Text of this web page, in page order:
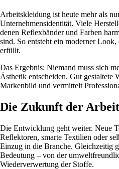
Arbeitskleidung ist heute mehr als
Unternehmensidentität. Viele
denen Reflexbänder und Farben
sind. So entsteht ein moderner
erfüllt.
Das Ergebnis: Niemand muss sich
Ästhetik entscheiden. Gut gestaltete
Markenbild und vermittelt
Die Zukunft der
Die Entwicklung geht weiter. Neue
Reflektoren, smarte Textilien oder
Einzug in die Branche. Gleichzeitig
Bedeutung – von der
Wiederverwertung der Stoffe.